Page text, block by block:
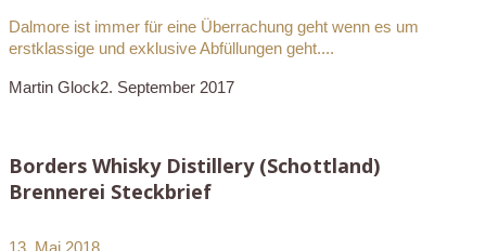
Dalmore ist immer für eine Überrachung geht wenn es um
erstklassige und exklusive Abfüllungen geht....
Martin Glock2. September 2017
Borders Whisky Distillery (Schottland)
Brennerei Steckbrief